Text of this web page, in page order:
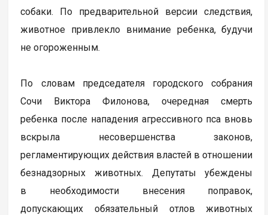
собаки. По предварительной версии следствия,
животное привлекло внимание ребенка, будучи
не огороженным.
По словам председателя городского собрания
Сочи Виктора Филонова, очередная смерть
ребенка после нападения агрессивного пса вновь
вскрыла несовершенства законов,
регламентирующих действия властей в отношении
безнадзорных животных. Депутаты убеждены
в необходимости внесения поправок,
допускающих обязательный отлов животных